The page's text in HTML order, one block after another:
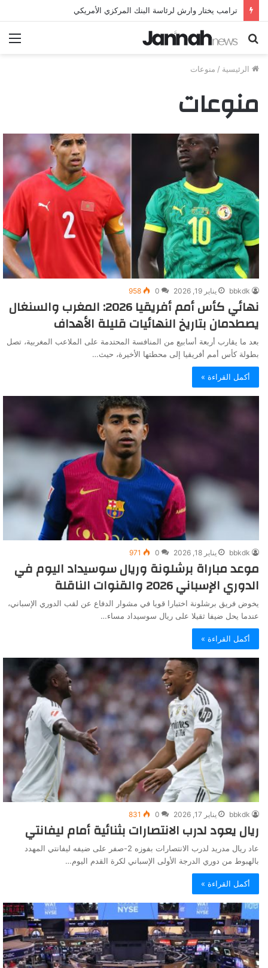
ترامب يختار وارش لرئاسة البنك المركزي الأمريكي
بحث
الرئيسية / منوعات
منوعات
bbkdk يناير 19, 2026 0
958
نهائي كأس أمم أفريقيا 2026: المغرب والسنغال
يصطدمان بتاريخ النهائيات قليلة الأهداف
بعد ما يقارب أربعة أسابيع من المنافسة المحتدمة على الملاعب المغربية، تصل
بطولة كأس أمم أفريقيا إلى محطتها الأخيرة، حيث…
أكمل القراءة »
bbkdk يناير 18, 2026 0
971
موعد مباراة برشلونة وريال سوسيداد اليوم في
الدوري الإسباني 2026 والقنوات الناقلة
يخوض فريق برشلونة اختبارا قويا في مشوار الدفاع عن لقب الدوري الإسباني،
عندما يحل ضيفا ثقيلا على ريال سوسيداد مساء…
أكمل القراءة »
bbkdk يناير 17, 2026 0
831
ريال يعود لدرب الانتصارات بثنائية أمام ليفانتي
عاد ريال مدريد لدرب الانتصارات بفوزه 2-صفر على ضيفه ليفانتي المهدد
بالهبوط من دوري الدرجة الأولى الإسباني لكرة القدم اليوم…
أكمل القراءة »